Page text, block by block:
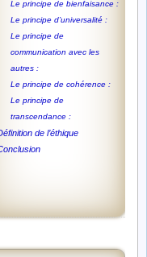
Le principe de bienfaisance :
Le principe d’universalité :
Le principe de
communication avec les
autres :
Le principe de cohérence :
Le principe de
transcendance :
de l’éthique